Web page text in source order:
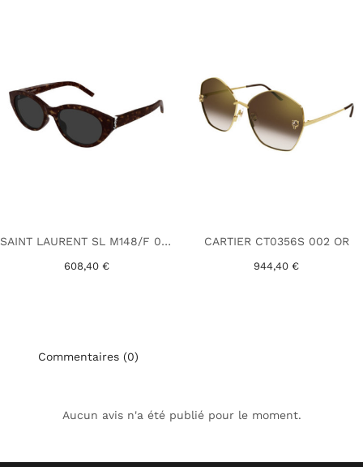
SAINT LAURENT SL M148/F 002 HAVANE
608,40 €
CARTIER CT0356S 002 OR
944,40 €
Commentaires (0)
Aucun avis n'a été publié pour le moment.